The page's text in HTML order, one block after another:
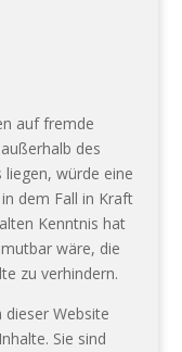
auf fremde
des
würde eine
dem Fall in Kraft
Kenntnis hat
wäre, die
zu verhindern.
Website
Sie sind